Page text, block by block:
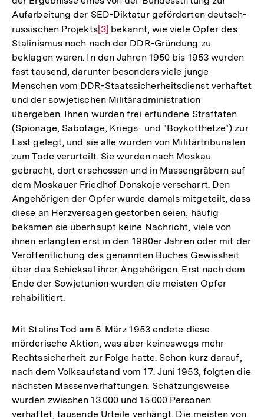
Aufarbeitung der SED-Diktatur geförderten deutsch-
russischen ProjektsZur
Auflösung
der
Fußnote
[3] bekannt, wie viele Opfer des
Stalinismus noch nach der DDR-Gründung zu
beklagen waren. In den Jahren 1950 bis 1953 wurden
fast tausend, darunter besonders viele junge
Menschen vom DDR-Staatssicherheitsdienst verhaftet
und der sowjetischen Militäradministration
übergeben. Ihnen wurden frei erfundene Straftaten
(Spionage, Sabotage, Kriegs- und "Boykotthetze") zur
Last gelegt, und sie alle wurden von Militärtribunalen
zum Tode verurteilt. Sie wurden nach Moskau
gebracht, dort erschossen und in Massengräbern auf
dem Moskauer Friedhof Donskoje verscharrt. Den
Angehörigen der Opfer wurde damals mitgeteilt, dass
diese an Herzversagen gestorben seien, häufig
bekamen sie überhaupt keine Nachricht, viele von
ihnen erlangten erst in den 1990er Jahren oder mit der
Veröffentlichung des genannten Buches Gewissheit
über das Schicksal ihrer Angehörigen. Erst nach dem
Ende der Sowjetunion wurden die meisten Opfer
rehabilitiert.
Mit Stalins Tod am 5. März 1953 endete diese
mörderische Aktion, was aber keineswegs mehr
Rechtssicherheit zur Folge hatte. Schon kurz darauf,
nach dem Volksaufstand vom 17. Juni 1953, folgten die
nächsten Massenverhaftungen. Schätzungsweise
wurden zwischen 13.000 und 15.000 Personen
verhaftet, tausende Urteile verhängt. Die meisten von